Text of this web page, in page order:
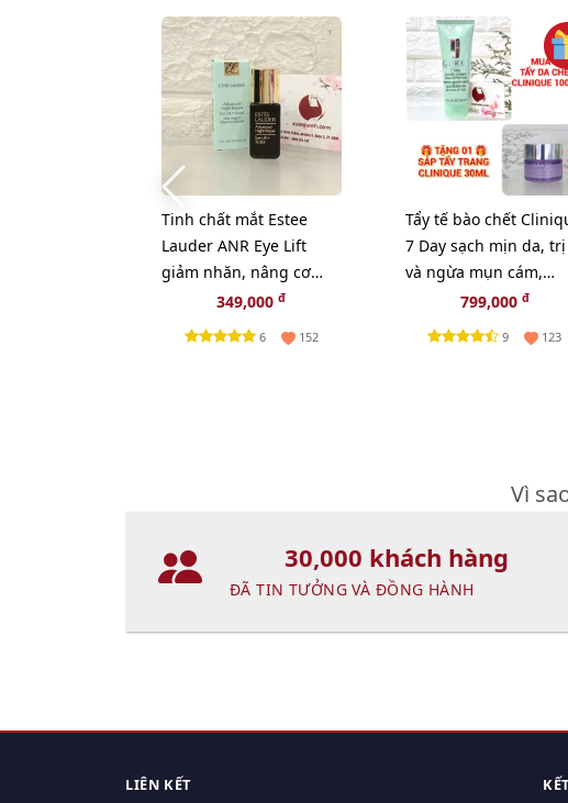
Tinh chất mắt Estee
Lauder ANR Eye Lift
giảm nhăn, nâng cơ
mắt chuyên sâu, 5ml
(New)
349,000đ
6 152
Tẩy tế bào chết
7 Day sạch mịn da, trị
và ngừa mụn cám,
100ml - TẶNG 1 SÁP
TRANG CLINIQUE
799,000 đ
9 123
Vì
30,000 khách hàng
ĐÃ TIN TƯỞNG VÀ ĐỒNG HÀNH
LIÊN KẾT